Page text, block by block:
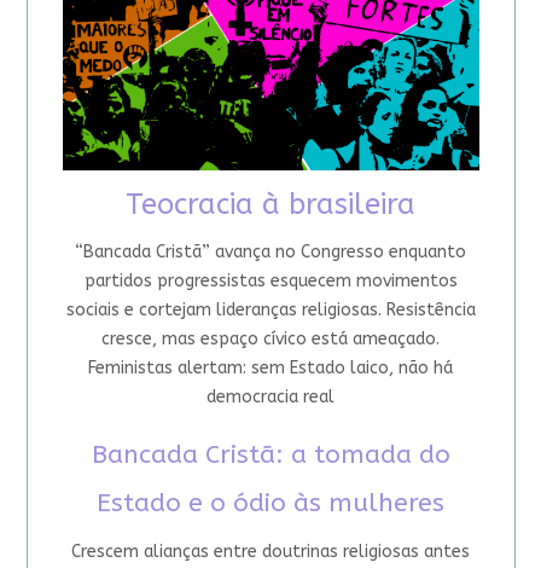
Teocracia à brasileira
“Bancada Cristã” avança no Congresso enquanto
partidos progressistas esquecem movimentos
sociais e cortejam lideranças religiosas. Resistência
cresce, mas espaço cívico está ameaçado.
Feministas alertam: sem Estado laico, não há
democracia real
Bancada Cristã: a tomada do
Estado e o ódio às mulheres
Crescem alianças entre doutrinas religiosas antes